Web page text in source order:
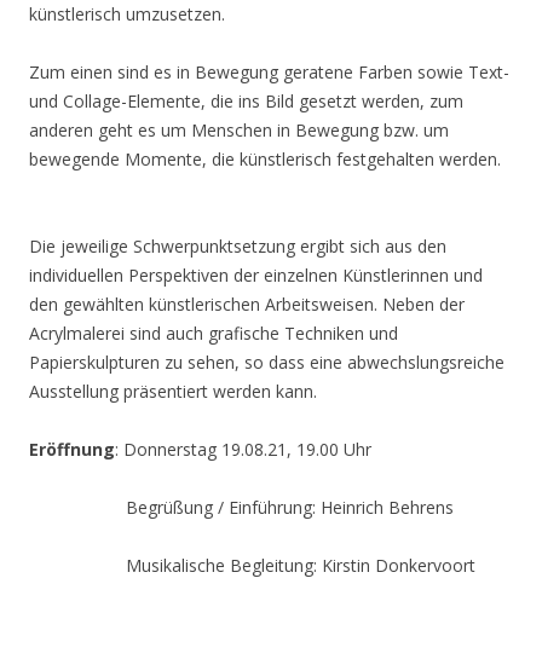
künstlerisch umzusetzen.
Zum einen sind es in Bewegung geratene Farben sowie Text-
und Collage-Elemente, die ins Bild gesetzt werden, zum
anderen geht es um Menschen in Bewegung bzw. um
bewegende Momente, die künstlerisch festgehalten werden.
Die jeweilige Schwerpunktsetzung ergibt sich aus den
individuellen Perspektiven der einzelnen Künstlerinnen und
den gewählten künstlerischen Arbeitsweisen. Neben der
Acrylmalerei sind auch grafische Techniken und
Papierskulpturen zu sehen, so dass eine abwechslungsreiche
Ausstellung präsentiert werden kann.
Eröffnung: Donnerstag 19.08.21, 19.00 Uhr
Begrüßung / Einführung: Heinrich Behrens
Musikalische Begleitung: Kirstin Donkervoort